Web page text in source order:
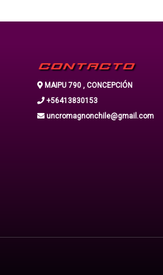
CONTACTO
MAIPU 790 , CONCEPCIÓN
+56413830153
uncromagnonchile@gmail.com